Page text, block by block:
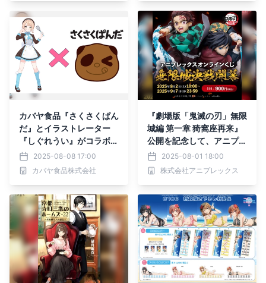
カバヤ食品『さくさくぱん
だ』とイラストレーター
『しぐれうい』がコラボし
たローソンオリジナルグッ
ズ
2025-08-08 17:00
カバヤ食品株式会社
『劇場版「鬼滅の刃」無限
城編 第一章 猗窩座再来』
公開を記念して、アニプレ
ックス オンラインくじが
登場！
2025-08-01 18:00
株式会社アニプレックス